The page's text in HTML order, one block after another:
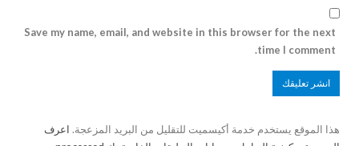
Save my name, email, and website in this browser for the next
time I comment.
هذا الموقع يستخدم خدمة أكيسميت للتقليل من البريد المزعجة. اعرف